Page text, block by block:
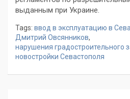
выданным при Украине.
Tags: ввод в эксплуатацию в
Дмитрий Овсянников,
нарушения градостроительного
новостройки Севастополя